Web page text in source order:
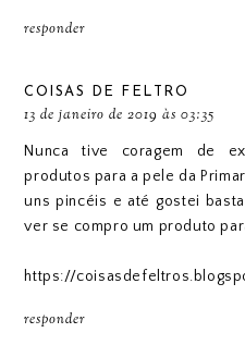
responder
COISAS DE FELTRO
13 de janeiro de 2019 às 03:35
Nunca tive coragem de
produtos para a pele da
uns pincéis e até gostei
ver se compro um produto
https://
responder